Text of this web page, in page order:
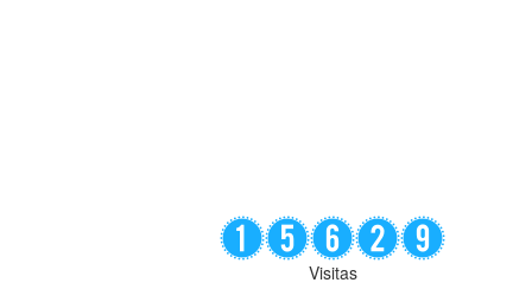
Visitas